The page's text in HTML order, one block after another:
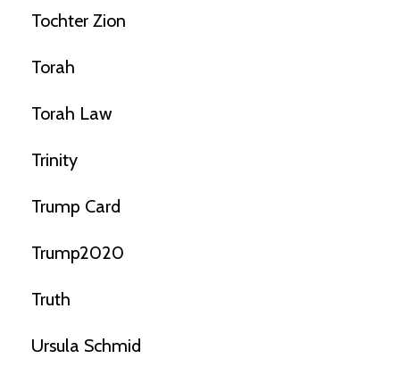
Tochter Zion
Torah
Torah Law
Trinity
Trump Card
Trump2020
Truth
Ursula Schmid